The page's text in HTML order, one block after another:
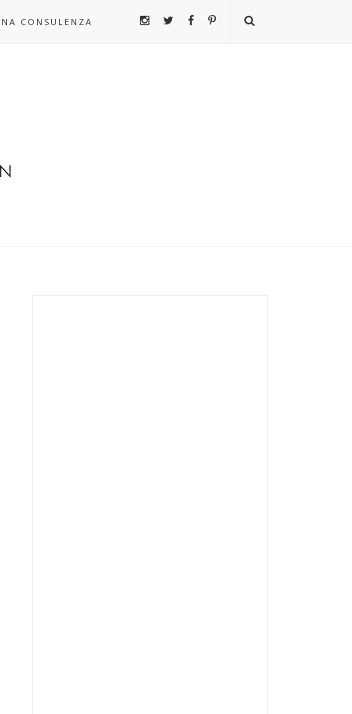
CONSULENZA